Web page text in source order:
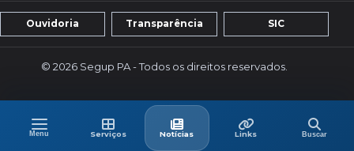
MenuMenu Serviços
ServiçosNotíciasÚltimas
LinksLinks
BuscarBuscar
Ouvidoria Transparência SIC
© 2026 Segup PA - Todos os direitos reservados.